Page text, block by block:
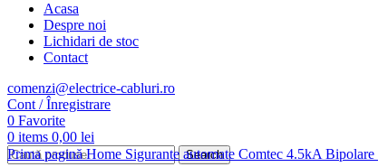
Acasa
Despre noi
Lichidari de stoc
Contact
comenzi@electrice-cabluri.ro
Cont / Înregistrare
0 Favorite
0 items 0,00 lei
Search
Prima paginăHome Sigurante automate Comtec 4.5kA Bipolare